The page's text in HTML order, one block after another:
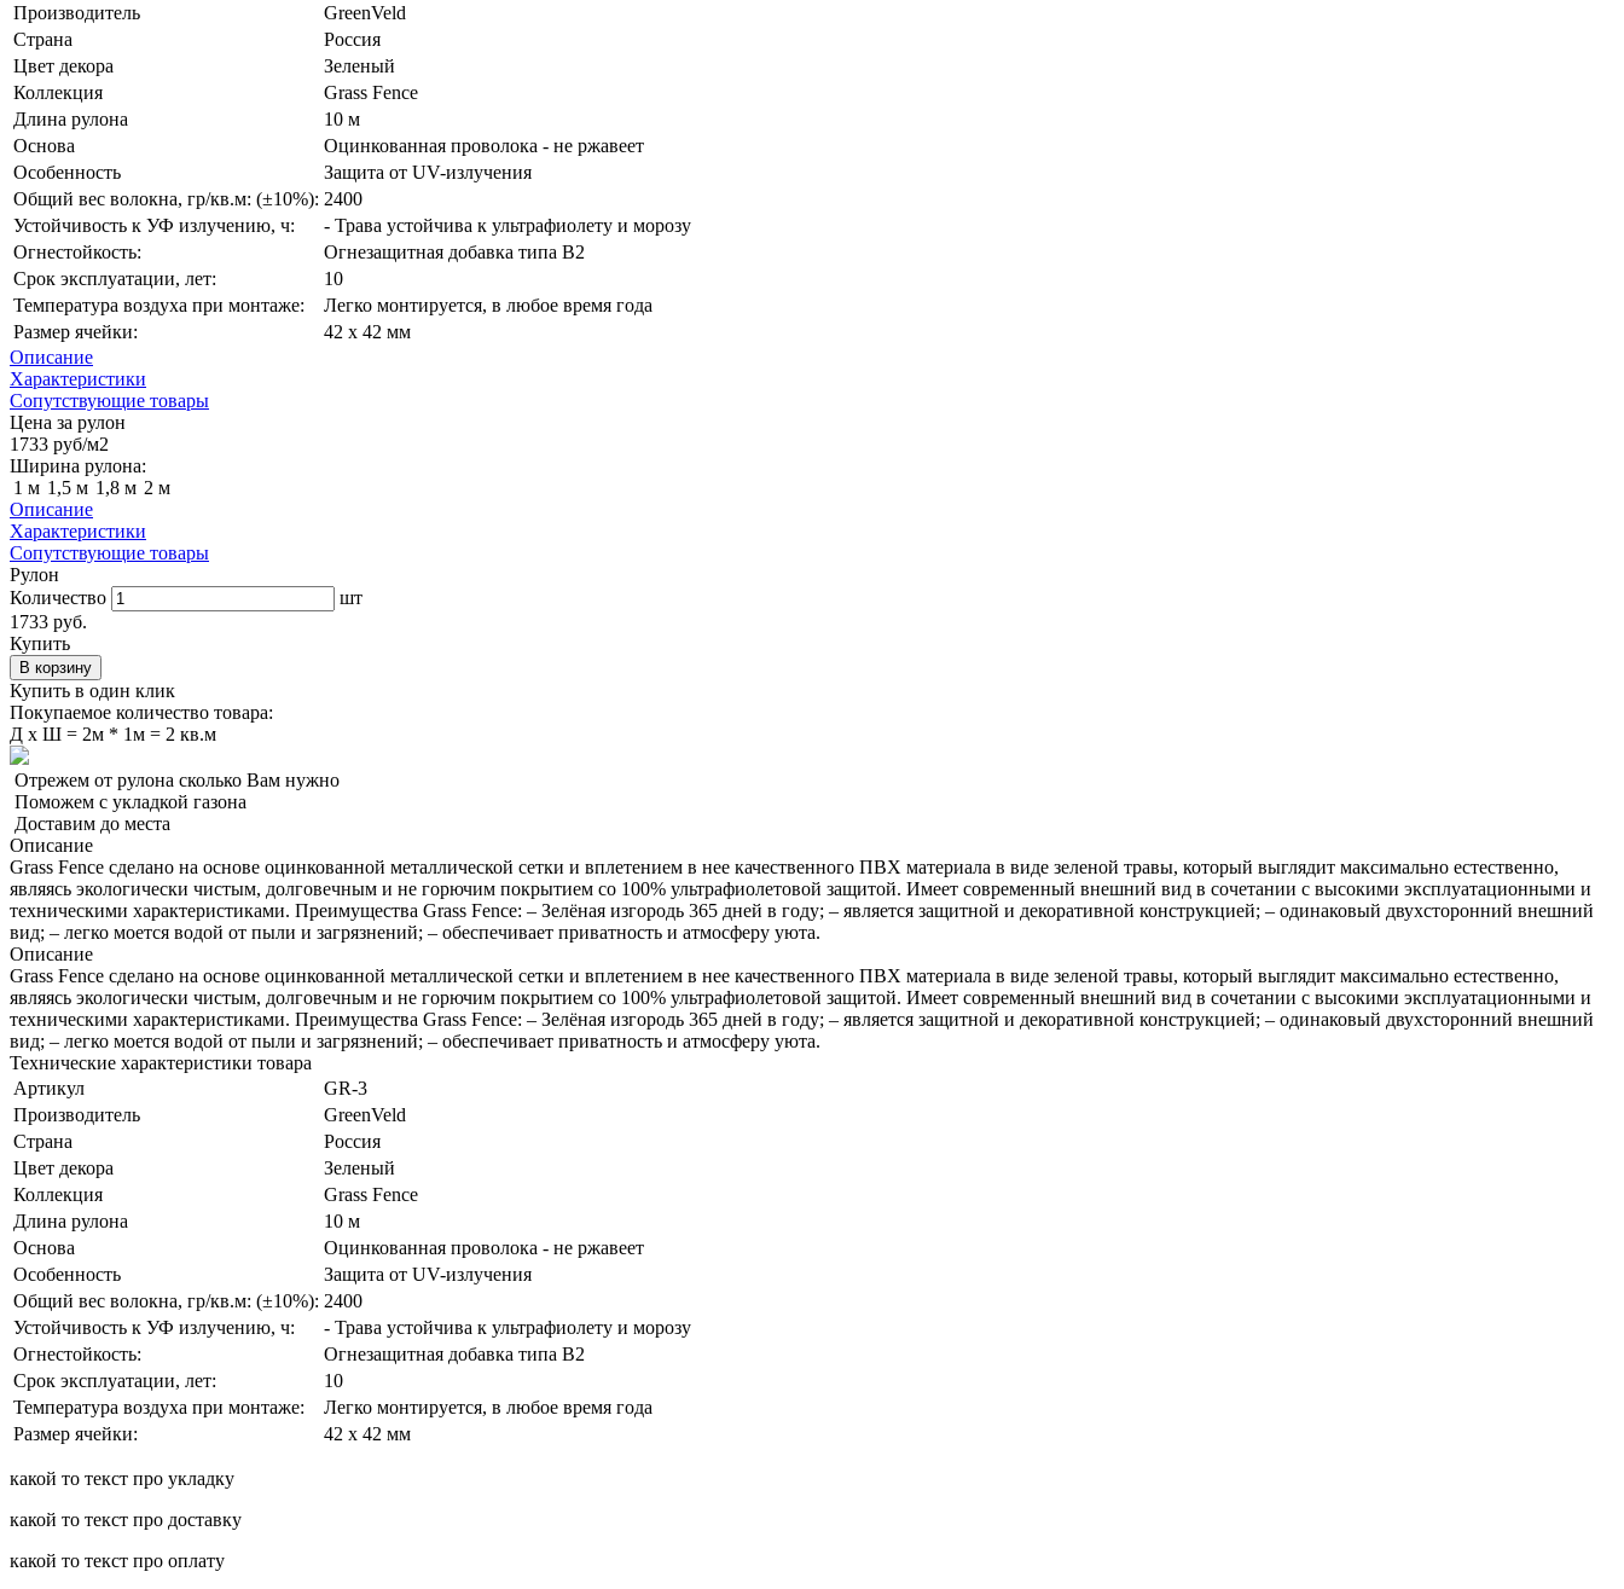
Производитель
GreenVeld
Страна
Россия
Цвет декора
Зеленый
Коллекция
Grass Fence
Длина рулона
10 м
Основа
Оцинкованная проволока - не ржавеет
Особенность
Защита от UV-излучения
Общий вес волокна, гр/кв.м: (±10%): 2400
Устойчивость к УФ излучению, ч:
- Трава устойчива к ультрафиолету и морозу
Огнестойкость:
Огнезащитная добавка типа B2
Срок эксплуатации, лет:
10
Температура воздуха при монтаже:
Легко монтируется, в любое время года
Размер ячейки:
42 х 42 мм
Описание
Характеристики
Сопутствующие товары
Цена за рулон
1733 руб/м2
Ширина рулона:
1 м 1,5 м 1,8 м 2 м
Описание
Характеристики
Сопутствующие товары
Рулон
Количество
шт
1733 руб.
Купить
В корзину
Купить в один клик
Покупаемое количество товара:
Д x Ш = 2м * 1м = 2 кв.м
Отрежем от рулона сколько Вам нужно
Поможем с укладкой газона
Доставим до места
Описание
Grass Fence cделано на основе оцинкованной металлической сетки и вплетением в нее качественного ПВХ материала в виде зеленой травы, который выглядит максимально естественно,
являясь экологически чистым, долговечным и не горючим покрытием со 100% ультрафиолетовой защитой. Имеет современный внешний вид в сочетании с высокими эксплуатационными и
техническими характеристиками. Преимущества Grass Fence: – Зелёная изгородь 365 дней в году; – является защитной и декоративной конструкцией; – одинаковый двухсторонний внешний
вид; – легко моется водой от пыли и загрязнений; – обеспечивает приватность и атмосферу уюта.
Описание
Grass Fence cделано на основе оцинкованной металлической сетки и вплетением в нее качественного ПВХ материала в виде зеленой травы, который выглядит максимально естественно,
являясь экологически чистым, долговечным и не горючим покрытием со 100% ультрафиолетовой защитой. Имеет современный внешний вид в сочетании с высокими эксплуатационными и
техническими характеристиками. Преимущества Grass Fence: – Зелёная изгородь 365 дней в году; – является защитной и декоративной конструкцией; – одинаковый двухсторонний внешний
вид; – легко моется водой от пыли и загрязнений; – обеспечивает приватность и атмосферу уюта.
Технические характеристики товара
Артикул
GR-3
Производитель
GreenVeld
Страна
Россия
Цвет декора
Зеленый
Коллекция
Grass Fence
Длина рулона
10 м
Основа
Оцинкованная проволока - не ржавеет
Особенность
Защита от UV-излучения
Общий вес волокна, гр/кв.м: (±10%): 2400
Устойчивость к УФ излучению, ч:
- Трава устойчива к ультрафиолету и морозу
Огнестойкость:
Огнезащитная добавка типа B2
Срок эксплуатации, лет:
10
Температура воздуха при монтаже:
Легко монтируется, в любое время года
Размер ячейки:
42 х 42 мм
какой то текст про укладку
какой то текст про доставку
какой то текст про оплату